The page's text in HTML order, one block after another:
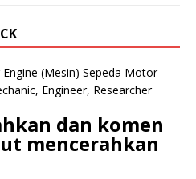
(Mesin) Sepeda Motor
Engineer, Researcher
dan komen
mencerahkan